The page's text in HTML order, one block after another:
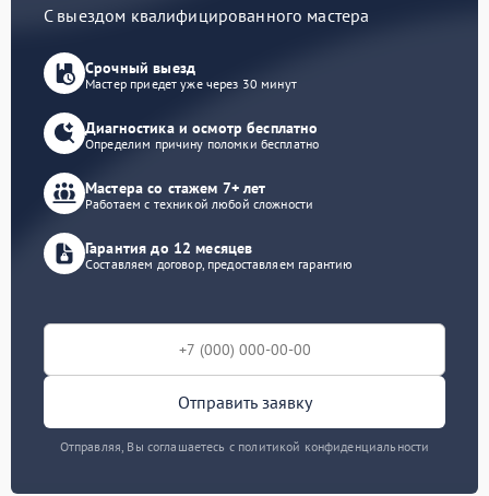
С выездом квалифицированного мастера
Срочный выезд
Мастер приедет уже через 30 минут
Диагностика и осмотр бесплатно
Определим причину поломки бесплатно
Мастера со стажем 7+ лет
Работаем с техникой любой сложности
Гарантия до 12 месяцев
Составляем договор, предоставляем гарантию
Отправить заявку
Отправляя, Вы соглашаетесь с политикой конфиденциальности